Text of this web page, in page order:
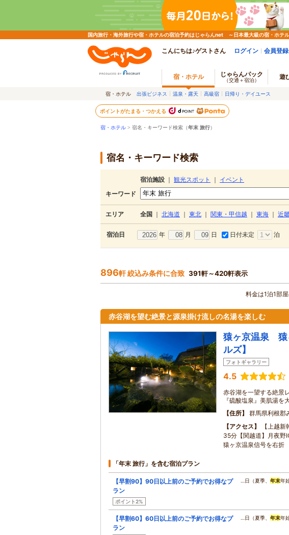
国内旅行・海外旅行や宿・ホテルの宿泊予約はじゃらんnet ～日本最大級の宿・ホテ
こんにちは♪ゲストさん ログイン 会員登録
宿・ホテル じゃらんパック
（交通＋宿泊） 遊
宿・ホテル 出張ビジネス 温泉・露天 高級宿 日帰り・デイユース
ポイントがたまる・つかえる
宿・ホテル > 宿名・キーワード検索（年末 旅行）
宿名・キーワード検索
宿泊施設 観光スポット
イベント
キーワード
エリア 全国 北海道 東北 関東・甲信越 東海 近
宿泊日 年 月 日 日付未定 泊
896軒 絞込み条件に合致 391軒～420軒表示
料金は1泊1部
赤谷湖を望む絶景と源泉掛け流しの名湯を楽しむ
猿ヶ京温泉 猿
ルズ】
フォトギャラリー
4.5
赤谷湖を一望する絶景
『硫酸塩泉』美肌湯
住所
群馬県利根郡
アクセス
【上越
35分【関越道】月夜野
猿ヶ京温泉信号を右折
「年末 旅行」を含む宿泊プラン
【早割90】90日以上前のご予約でお得なプ
ラン
ポイント2%
…日（夏季、 年末年
【早割60】60日以上前のご予約でお得なプ
ラン
…日（夏季、 年末年